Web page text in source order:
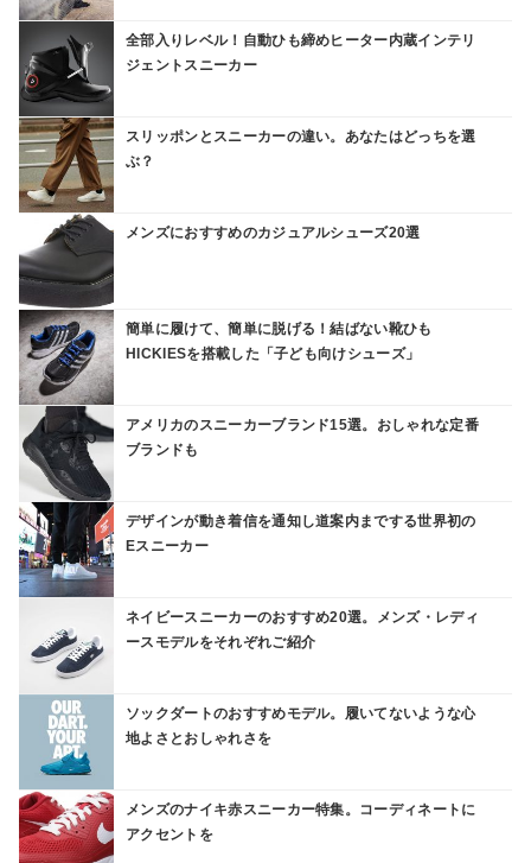
全部入りレベル！自動ひも締めヒーター内蔵インテリ
ジェントスニーカー
スリッポンとスニーカーの違い。あなたはどっちを選
ぶ？
メンズにおすすめのカジュアルシューズ20選
簡単に履けて、簡単に脱げる！結ばない靴ひも
HICKIESを搭載した「子ども向けシューズ」
アメリカのスニーカーブランド15選。おしゃれな定番
ブランドも
デザインが動き着信を通知し道案内までする世界初の
Eスニーカー
ネイビースニーカーのおすすめ20選。メンズ・レディ
ースモデルをそれぞれご紹介
ソックダートのおすすめモデル。履いてないような心
地よさとおしゃれさを
メンズのナイキ赤スニーカー特集。コーディネートに
アクセントを